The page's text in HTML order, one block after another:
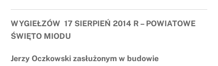
WYGIEŁZÓW 17 SIERPIEŃ 2014 R – POWIATOWE
ŚWIĘTO MIODU
Jerzy Oczkowski zasłużonym w budowie